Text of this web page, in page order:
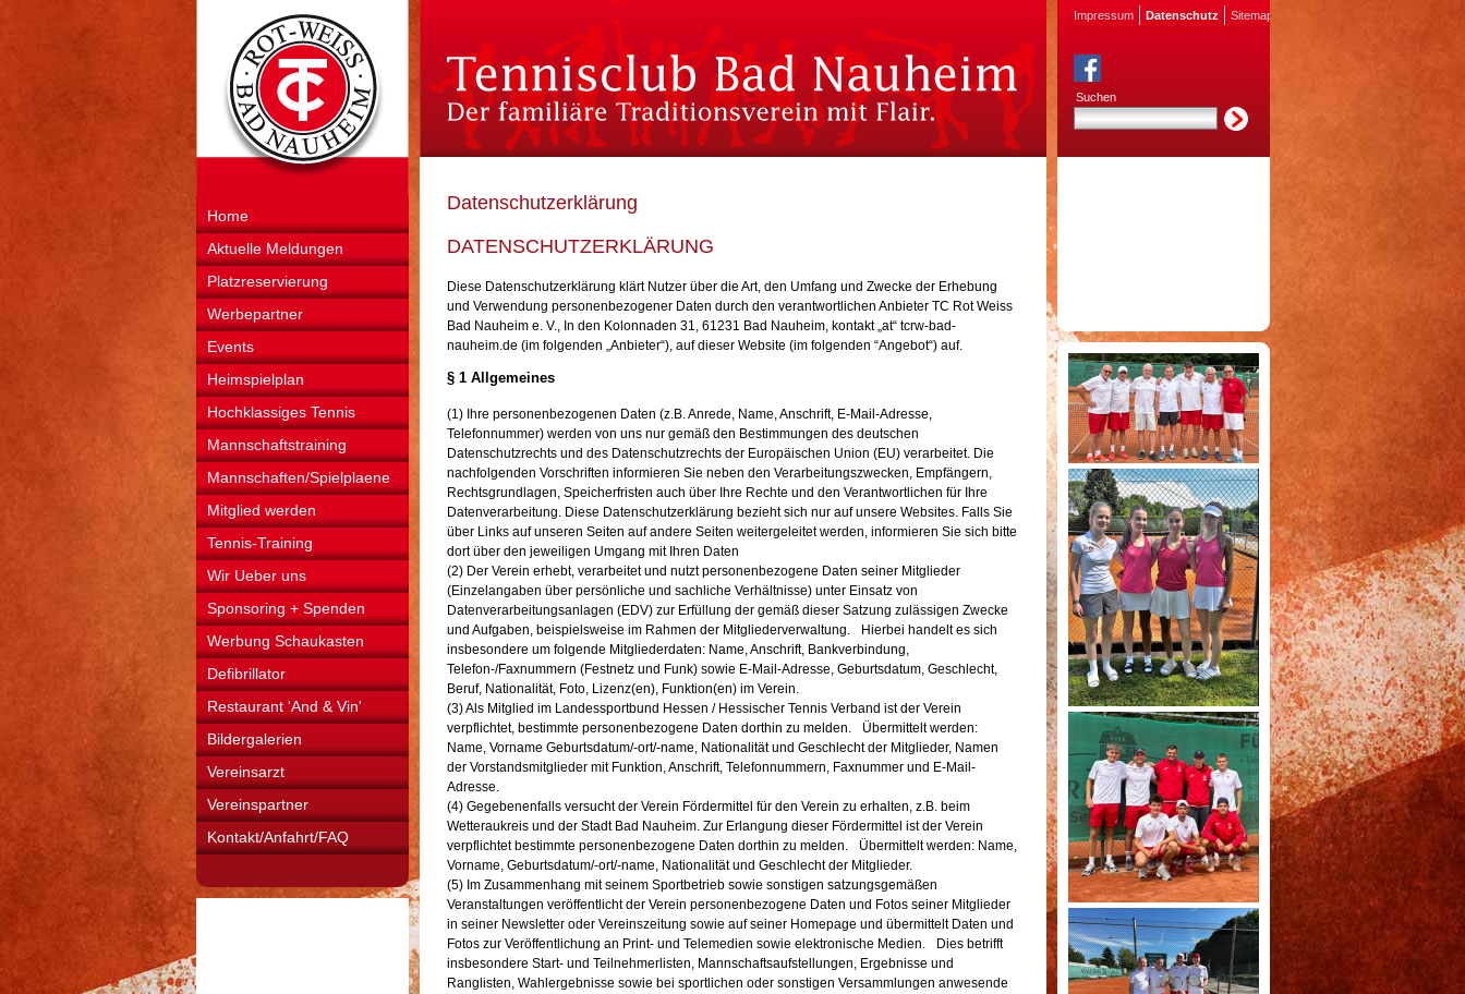
Home
Aktuelle Meldungen
Platzreservierung
Werbepartner
Events
Heimspielplan
Hochklassiges Tennis
Mannschaftstraining
Mannschaften/Spielplaene
Mitglied werden
Tennis-Training
Wir Ueber uns
Sponsoring + Spenden
Werbung Schaukasten
Defibrillator
Restaurant 'And & Vin'
Bildergalerien
Vereinsarzt
Vereinspartner
Kontakt/Anfahrt/FAQ
Datenschutzerklärung
DATENSCHUTZERKLÄRUNG
Diese Datenschutzerklärung klärt Nutzer über die Art, den Umfang und Zwecke der Erhebung
und Verwendung personenbezogener Daten durch den verantwortlichen Anbieter TC Rot Weiss
Bad Nauheim e. V., In den Kolonnaden 31, 61231 Bad Nauheim, kontakt „at“ tcrw-bad-
nauheim.de (im folgenden „Anbieter“), auf dieser Website (im folgenden “Angebot“) auf.
§ 1 Allgemeines
(1) Ihre personenbezogenen Daten (z.B. Anrede, Name, Anschrift, E-Mail-Adresse,
Telefonnummer) werden von uns nur gemäß den Bestimmungen des deutschen
Datenschutzrechts und des Datenschutzrechts der Europäischen Union (EU) verarbeitet. Die
nachfolgenden Vorschriften informieren Sie neben den Verarbeitungszwecken, Empfängern,
Rechtsgrundlagen, Speicherfristen auch über Ihre Rechte und den Verantwortlichen für Ihre
Datenverarbeitung. Diese Datenschutzerklärung bezieht sich nur auf unsere Websites. Falls Sie
über Links auf unseren Seiten auf andere Seiten weitergeleitet werden, informieren Sie sich bitte
dort über den jeweiligen Umgang mit Ihren Daten
(2) Der Verein erhebt, verarbeitet und nutzt personenbezogene Daten seiner Mitglieder
(Einzelangaben über persönliche und sachliche Verhältnisse) unter Einsatz von
Datenverarbeitungsanlagen (EDV) zur Erfüllung der gemäß dieser Satzung zulässigen Zwecke
und Aufgaben, beispielsweise im Rahmen der Mitgliederverwaltung. Hierbei handelt es sich
insbesondere um folgende Mitgliederdaten: Name, Anschrift, Bankverbindung,
Telefon-/Faxnummern (Festnetz und Funk) sowie E-Mail-Adresse, Geburtsdatum, Geschlecht,
Beruf, Nationalität, Foto, Lizenz(en), Funktion(en) im Verein.
(3) Als Mitglied im Landessportbund Hessen / Hessischer Tennis Verband ist der Verein
verpflichtet, bestimmte personenbezogene Daten dorthin zu melden. Übermittelt werden:
Name, Vorname Geburtsdatum/-ort/-name, Nationalität und Geschlecht der Mitglieder, Namen
der Vorstandsmitglieder mit Funktion, Anschrift, Telefonnummern, Faxnummer und E-Mail-
Adresse.
(4) Gegebenenfalls versucht der Verein Fördermittel für den Verein zu erhalten, z.B. beim
Wetteraukreis und der Stadt Bad Nauheim. Zur Erlangung dieser Fördermittel ist der Verein
verpflichtet bestimmte personenbezogene Daten dorthin zu melden. Übermittelt werden: Name,
Vorname, Geburtsdatum/-ort/-name, Nationalität und Geschlecht der Mitglieder.
(5) Im Zusammenhang mit seinem Sportbetrieb sowie sonstigen satzungsgemäßen
Veranstaltungen veröffentlicht der Verein personenbezogene Daten und Fotos seiner Mitglieder
in seiner Newsletter oder Vereinszeitung sowie auf seiner Homepage und übermittelt Daten und
Fotos zur Veröffentlichung an Print- und Telemedien sowie elektronische Medien. Dies betrifft
insbesondere Start- und Teilnehmerlisten, Mannschaftsaufstellungen, Ergebnisse und
Ranglisten, Wahlergebnisse sowie bei sportlichen oder sonstigen Versammlungen anwesende
Impressum Datenschutz Sitemap
Suchen